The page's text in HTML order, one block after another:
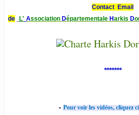
Contact Email
de
L' Association Départementale Harkis D
*******
- Pour voir les vidéos, cliquez